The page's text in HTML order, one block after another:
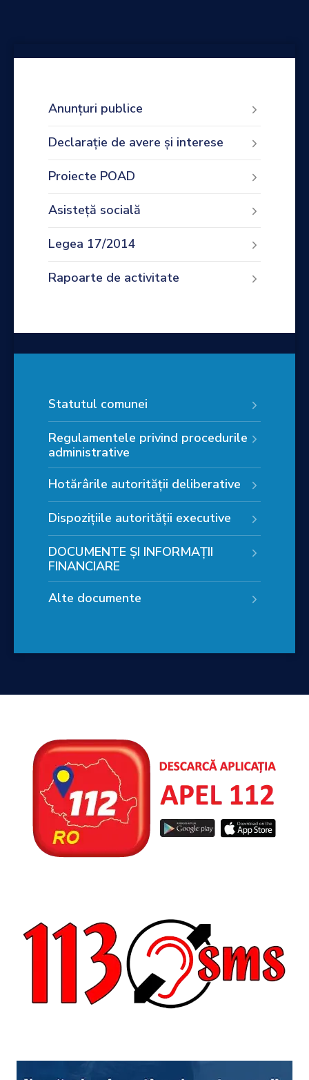
Anunțuri publice
Declarație de avere și interese
Proiecte POAD
Asisteță socială
Legea 17/2014
Rapoarte de activitate
Statutul comunei
Regulamentele privind procedurile
administrative
Hotărârile autorității deliberative
Dispozițiile autorității executive
DOCUMENTE ȘI INFORMAȚII
FINANCIARE
Alte documente